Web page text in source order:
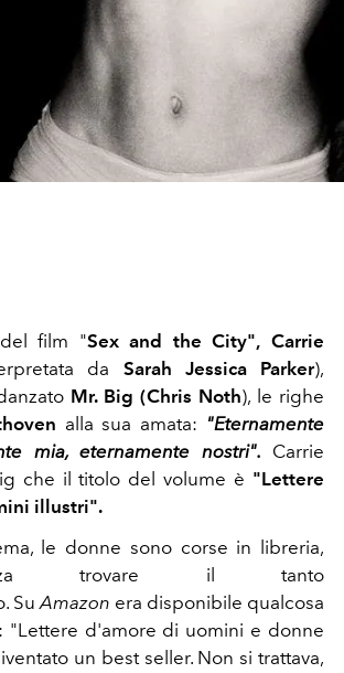
film "Sex and the City", Carrie
da Sarah Jessica Parker),
Mr. Big (Chris Noth), le righe
alla sua amata: "Eternamente
mia, eternamente nostri". Carrie
che il titolo del volume è "Lettere
illustri".
le donne sono corse in libreria,
trovare il tanto
SuAmazon era disponibile qualcosa
"Lettere d'amore di uomini e donne
un best seller. Non si trattava,